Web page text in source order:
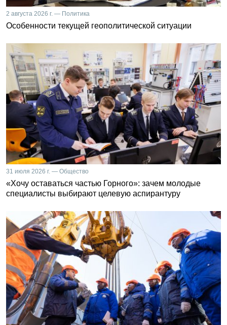
2 августа 2026 г. — Политика
Особенности текущей геополитической ситуации
31 июля 2026 г. — Общество
«Хочу оставаться частью Горного»: зачем молодые
специалисты выбирают целевую аспирантуру